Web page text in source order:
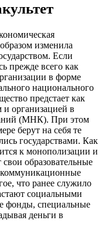
изменила
Если
прежде всего как
в форме
национального
предстает как
организацией в
(МНК). При этом
берут на себя те
государствами. Как
к монополизации и
образовательные
что ранее служило
социальными
фонды, специальные
деньги в